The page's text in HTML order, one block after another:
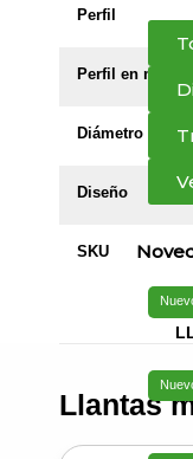
Perfil
Perfil en
Diámetro del
Diseño
SKU
Llantas